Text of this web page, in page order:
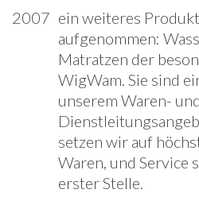
2007 ein weiteres
aufgenommen:
Matratzen der
WigWam. Sie sind
unserem Waren- und
setzen wir auf
Waren, und Service
erster Stelle.